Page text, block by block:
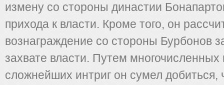
измену со стороны династии
прихода к власти. Кроме того, он
вознаграждение со стороны Бурбонов
захвате власти. Путем многочисленных
сложнейших интриг он сумел добиться,